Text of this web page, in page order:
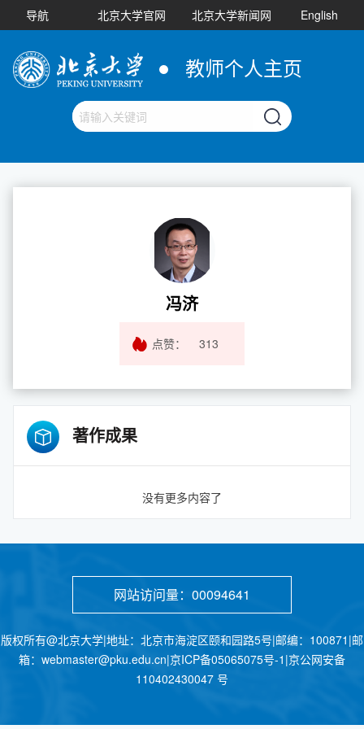
导航 北京大学官网 北京大学新闻网 English
教师个人主页
冯济
点赞： 313
著作成果
没有更多内容了
网站访问量： 00094641
版权所有@北京大学|地址：北京市海淀区颐和园路5号|邮编：100871|邮
箱：webmaster@pku.edu.cn|京ICP备05065075号-1|京公网安备
110402430047 号